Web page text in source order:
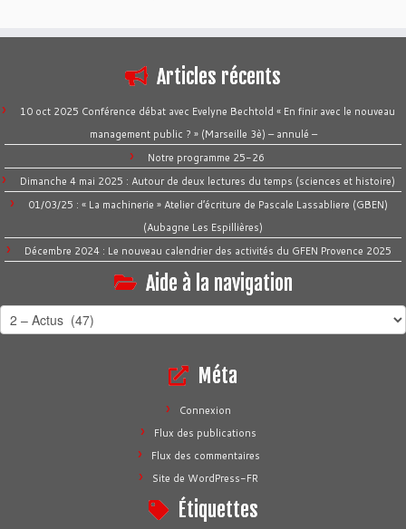
Articles récents
10 oct 2025 Conférence débat avec Evelyne Bechtold « En finir avec le nouveau
management public ? » (Marseille 3è) – annulé –
Notre programme 25-26
Dimanche 4 mai 2025 : Autour de deux lectures du temps (sciences et histoire)
01/03/25 : « La machinerie » Atelier d’écriture de Pascale Lassabliere (GBEN)
(Aubagne Les Espillières)
Décembre 2024 : Le nouveau calendrier des activités du GFEN Provence 2025
Aide à la navigation
Aide
à
Méta
Connexion
Flux des publications
Flux des commentaires
Site de WordPress-FR
Étiquettes